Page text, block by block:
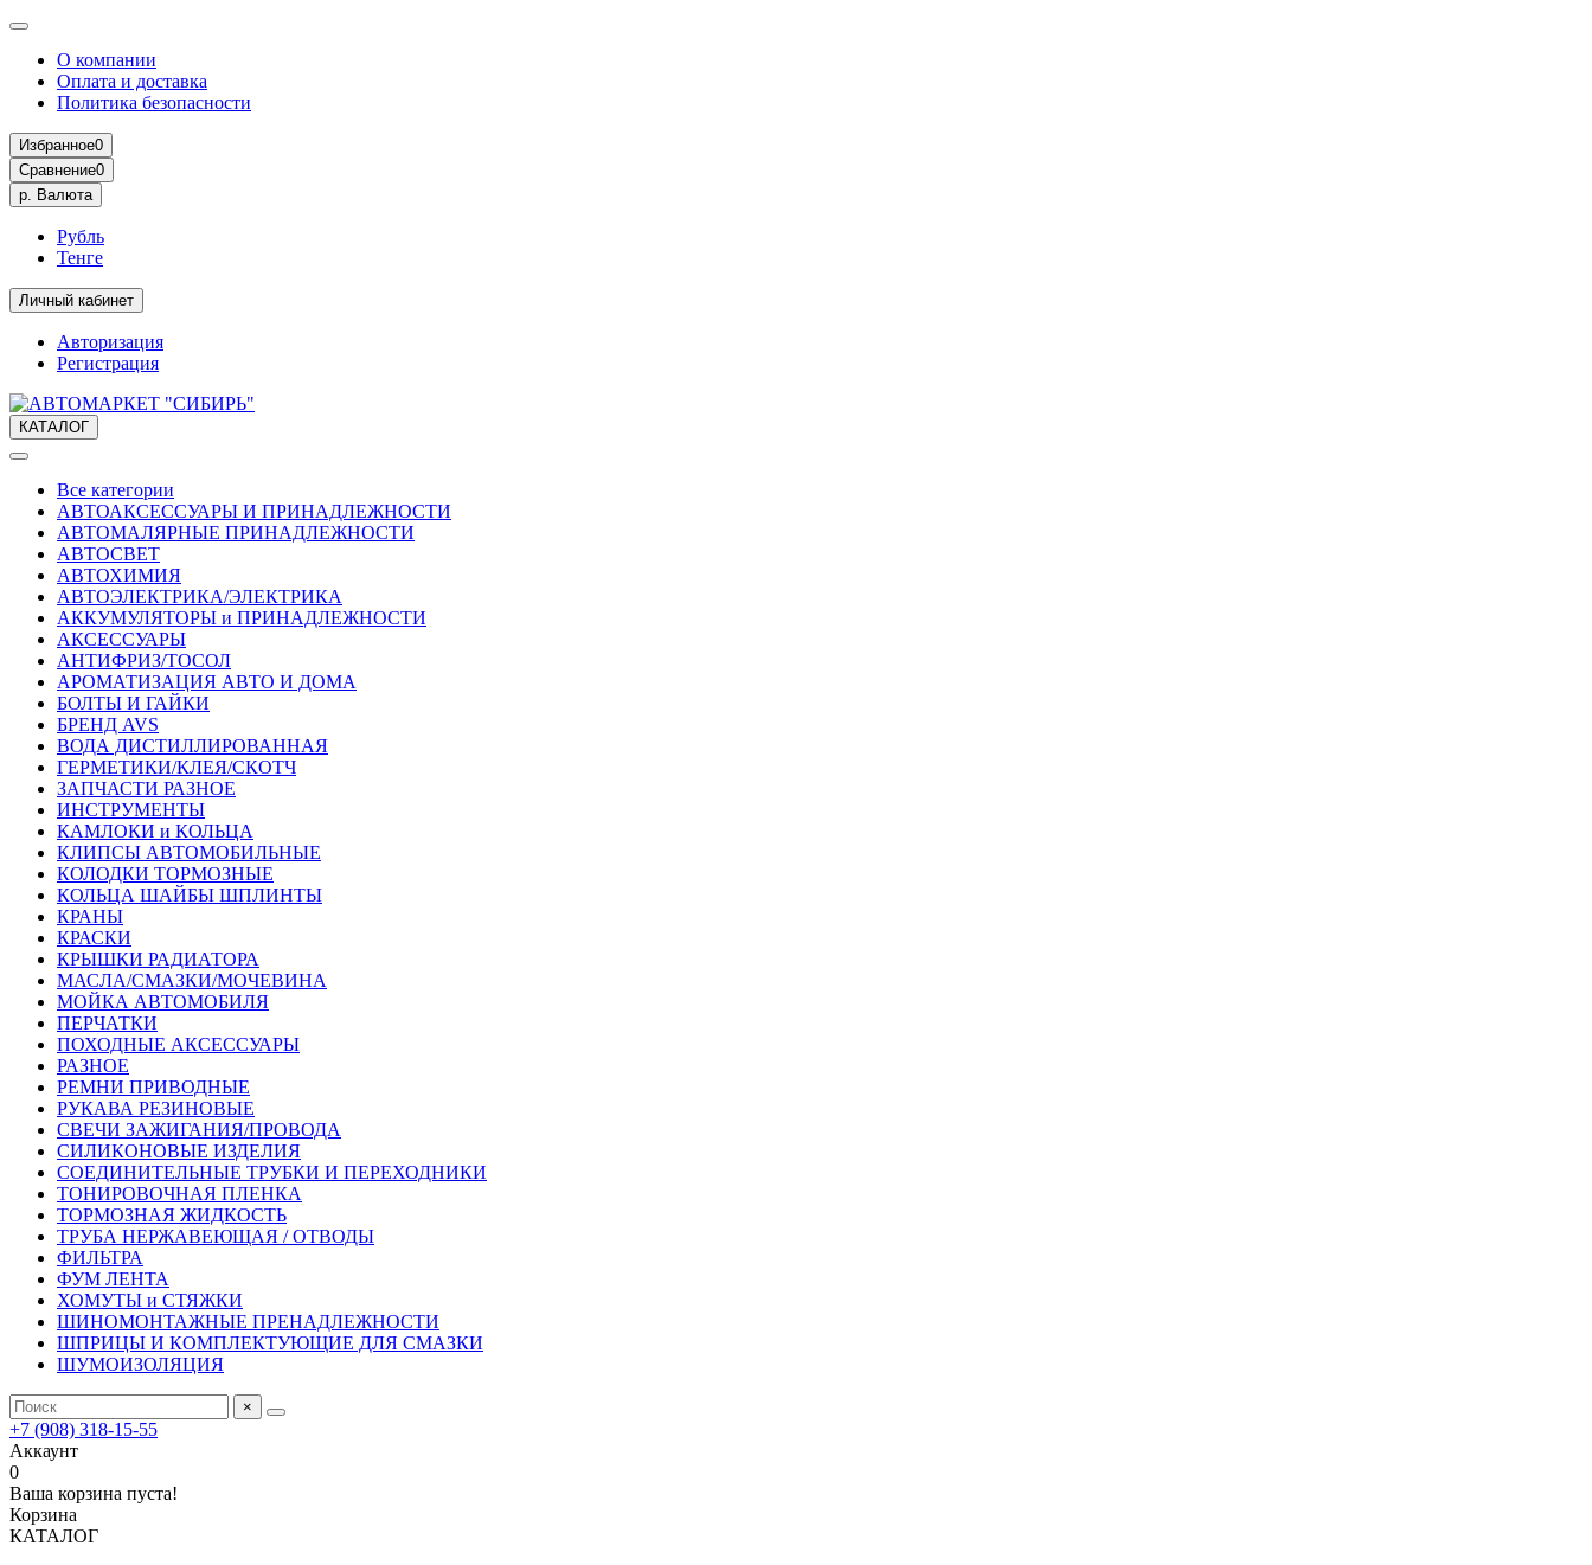
О компании
Оплата и доставка
Политика безопасности
Избранное0
Сравнение0
р. Валюта
Рубль
Тенге
Личный кабинет
Авторизация
Регистрация
КАТАЛОГ
Все категории
АВТОАКСЕССУАРЫ И ПРИНАДЛЕЖНОСТИ
АВТОМАЛЯРНЫЕ ПРИНАДЛЕЖНОСТИ
АВТОСВЕТ
АВТОХИМИЯ
АВТОЭЛЕКТРИКА/ЭЛЕКТРИКА
АККУМУЛЯТОРЫ и ПРИНАДЛЕЖНОСТИ
АКСЕССУАРЫ
АНТИФРИЗ/ТОСОЛ
АРОМАТИЗАЦИЯ АВТО И ДОМА
БОЛТЫ И ГАЙКИ
БРЕНД AVS
ВОДА ДИСТИЛЛИРОВАННАЯ
ГЕРМЕТИКИ/КЛЕЯ/СКОТЧ
ЗАПЧАСТИ РАЗНОЕ
ИНСТРУМЕНТЫ
КАМЛОКИ и КОЛЬЦА
КЛИПСЫ АВТОМОБИЛЬНЫЕ
КОЛОДКИ ТОРМОЗНЫЕ
КОЛЬЦА ШАЙБЫ ШПЛИНТЫ
КРАНЫ
КРАСКИ
КРЫШКИ РАДИАТОРА
МАСЛА/СМАЗКИ/МОЧЕВИНА
МОЙКА АВТОМОБИЛЯ
ПЕРЧАТКИ
ПОХОДНЫЕ АКСЕССУАРЫ
РАЗНОЕ
РЕМНИ ПРИВОДНЫЕ
РУКАВА РЕЗИНОВЫЕ
СВЕЧИ ЗАЖИГАНИЯ/ПРОВОДА
СИЛИКОНОВЫЕ ИЗДЕЛИЯ
СОЕДИНИТЕЛЬНЫЕ ТРУБКИ И ПЕРЕХОДНИКИ
ТОНИРОВОЧНАЯ ПЛЕНКА
ТОРМОЗНАЯ ЖИДКОСТЬ
ТРУБА НЕРЖАВЕЮЩАЯ / ОТВОДЫ
ФИЛЬТРА
ФУМ ЛЕНТА
ХОМУТЫ и СТЯЖКИ
ШИНОМОНТАЖНЫЕ ПРЕНАДЛЕЖНОСТИ
ШПРИЦЫ И КОМПЛЕКТУЮЩИЕ ДЛЯ СМАЗКИ
ШУМОИЗОЛЯЦИЯ
×
+7 (908) 318-15-55
Аккаунт
0
Ваша корзина пуста!
Корзина
КАТАЛОГ